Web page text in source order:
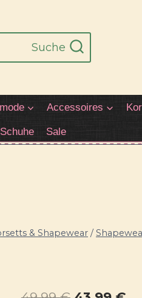
Suche
Accessoires
Schuhe Sale
& Shapewear /